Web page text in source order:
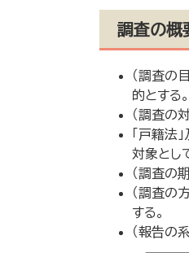
調査の概
（調査の
的とする。
（調査の
「戸籍法
対象とし
（調査の
（調査の
する。
（報告の